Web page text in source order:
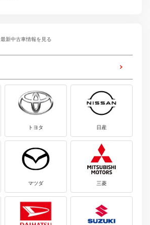
最新中古車情報を見る
トヨタ 日産
マツダ 三菱